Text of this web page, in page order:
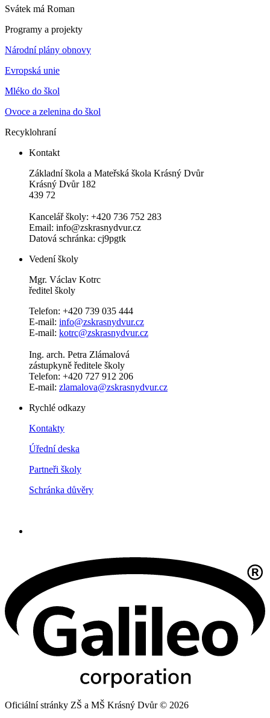
Svátek má Roman
Programy a projekty
Národní plány obnovy
Evropská unie
Mléko do škol
Ovoce a zelenina do škol
Recyklohraní
Kontakt
Základní škola a Mateřská škola Krásný Dvůr
Krásný Dvůr 182
439 72
Kancelář školy: +420 736 752 283
Email: info@zskrasnydvur.cz
Datová schránka: cj9pgtk
Vedení školy
Mgr. Václav Kotrc
ředitel školy
Telefon: +420 739 035 444
E-mail: info@zskrasnydvur.cz
E-mail: kotrc@zskrasnydvur.cz
Ing. arch. Petra Zlámalová
zástupkyně ředitele školy
Telefon: +420 727 912 206
E-mail: zlamalova@zskrasnydvur.cz
Rychlé odkazy
Kontakty
Úřední deska
Partneři školy
Schránka důvěry
Oficiální stránky ZŠ a MŠ Krásný Dvůr © 2026